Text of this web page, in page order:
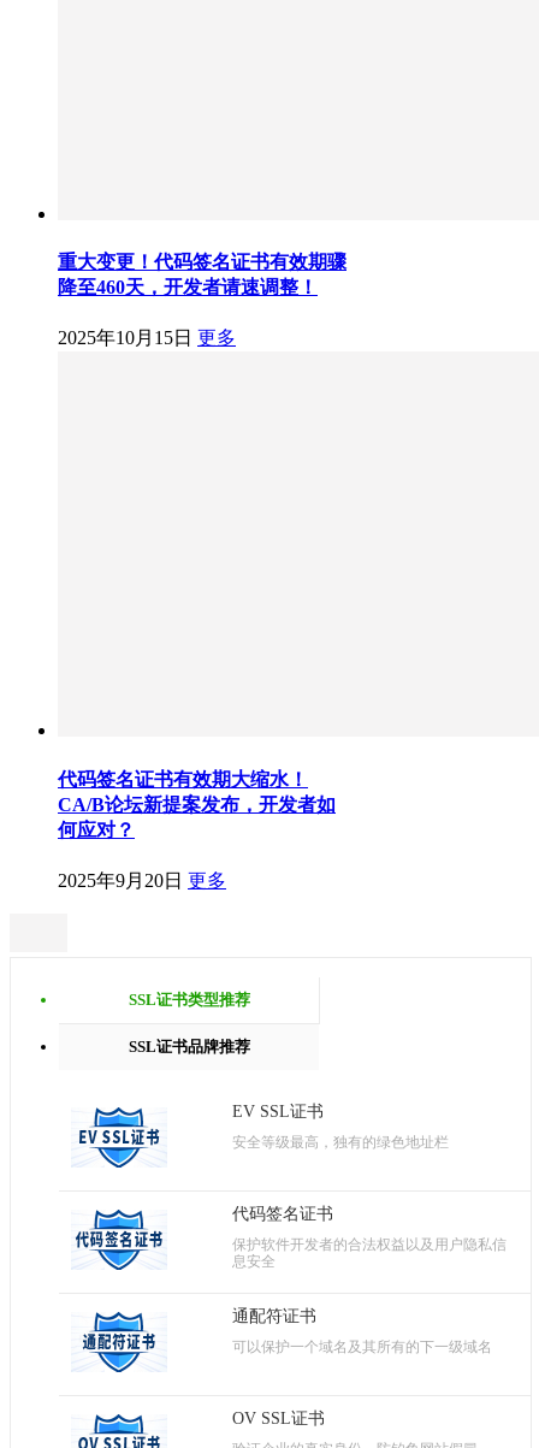
重大变更！代码签名证书有效期骤
降至460天，开发者请速调整！
2025年10月15日 更多
代码签名证书有效期大缩水！
CA/B论坛新提案发布，开发者如
何应对？
2025年9月20日 更多
SSL证书类型推荐
SSL证书品牌推荐
EV SSL证书
安全等级最高，独有的绿色地址栏
代码签名证书
保护软件开发者的合法权益以及用户隐私信
息安全
通配符证书
可以保护一个域名及其所有的下一级域名
OV SSL证书